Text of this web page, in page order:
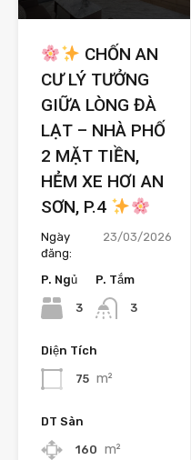
CHỐN AN
CƯ LÝ TƯỞNG
GIỮA LÒNG ĐÀ
LẠT – NHÀ PHỐ
2 MẶT TIỀN,
HẺM XE HƠI AN
SƠN, P.4
Ngày
đăng:
23/03/2026
P. Ngủ
3
P. Tắm
3
Diện Tích
75 m²
DT Sàn
160 m²